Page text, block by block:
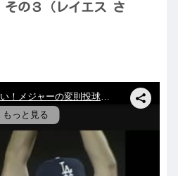
その３（レイエス さ